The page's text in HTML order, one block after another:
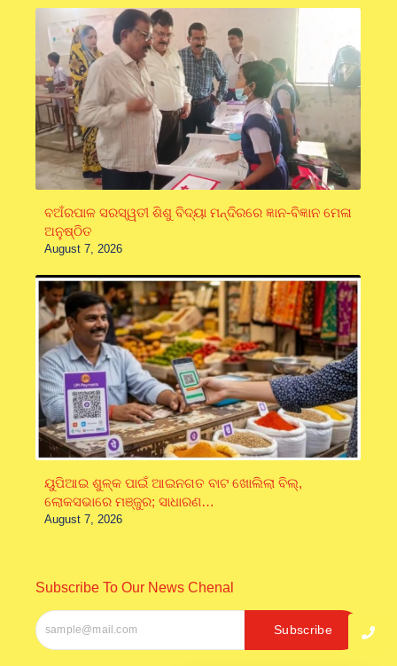
ବଅଁରପାଳ ସରସ୍ୱତୀ ଶିଶୁ ବିଦ୍ୟା ମନ୍ଦିରରେ ଜ୍ଞାନ-ବିଜ୍ଞାନ ମେଳା
ଅନୁଷ୍ଠିତ
August 7, 2026
ୟୁପିଆଇ ଶୁଳ୍କ ପାଇଁ ଆଇନଗତ ବାଟ ଖୋଲିଲା ବିଲ୍‌,
ଲୋକସଭାରେ ମଞ୍ଜୁର; ସାଧାରଣ…
August 7, 2026
Subscribe To Our News Chenal
Subscribe